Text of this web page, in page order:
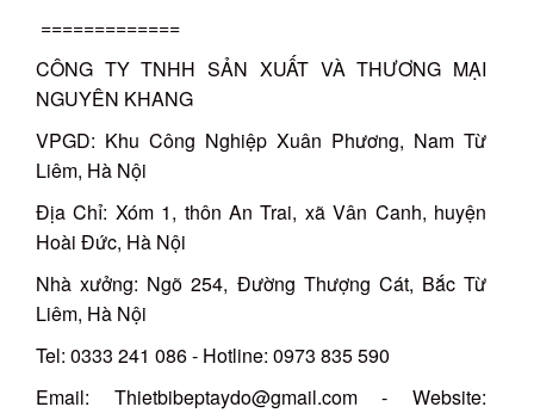
=============
CÔNG TY TNHH SẢN XUẤT VÀ THƯƠNG MẠI
NGUYÊN KHANG
VPGD: Khu Công Nghiệp Xuân Phương, Nam Từ
Liêm, Hà Nội
Địa Chỉ: Xóm 1, thôn An Trai, xã Vân Canh, huyện
Hoài Đức, Hà Nội
Nhà xưởng: Ngõ 254, Đường Thượng Cát, Bắc Từ
Liêm, Hà Nội
Tel: 0333 241 086 - Hotline: 0973 835 590
Email: Thietbibeptaydo@gmail.com - Website: